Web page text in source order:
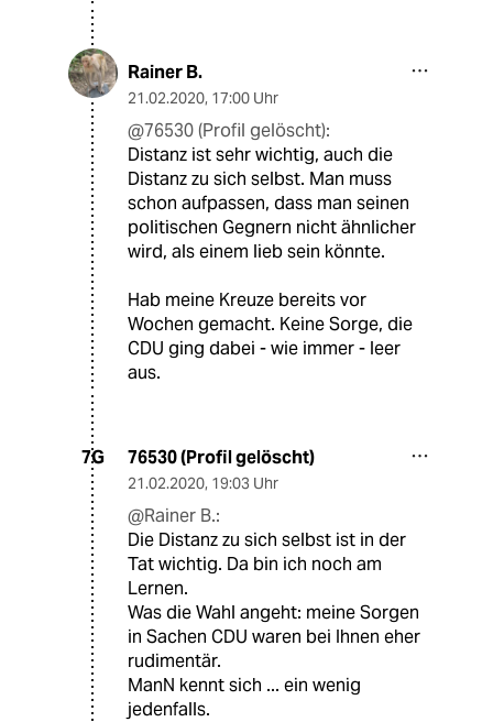
Rainer B.
21.02.2020, 17:00 Uhr
@76530 (Profil gelöscht):
Distanz ist sehr wichtig, auch die
Distanz zu sich selbst. Man muss
schon aufpassen, dass man seinen
politischen Gegnern nicht ähnlicher
wird, als einem lieb sein könnte.
Hab meine Kreuze bereits vor
Wochen gemacht. Keine Sorge, die
CDU ging dabei - wie immer - leer
aus.
7G 76530 (Profil gelöscht)
21.02.2020, 19:03 Uhr
@Rainer B.:
Die Distanz zu sich selbst ist in der
Tat wichtig. Da bin ich noch am
Lernen.
Was die Wahl angeht: meine Sorgen
in Sachen CDU waren bei Ihnen eher
rudimentär.
ManN kennt sich ... ein wenig
jedenfalls.